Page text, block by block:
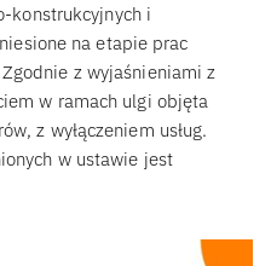
konstrukcyjnych i
na etapie prac
z wyjaśnieniami z
w ramach ulgi objęta
z wyłączeniem usług.
w ustawie jest